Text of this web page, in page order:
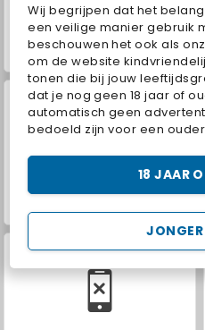
Wij begrijpen dat het
een veilige manier gebruik
beschouwen het ook als
om de website
tonen die bij jouw
dat je nog geen 18 jaar of
automatisch geen
bedoeld zijn voor een
18 JAAR
Farm Merge Valley
VegaMix Da Vinci Puzzles